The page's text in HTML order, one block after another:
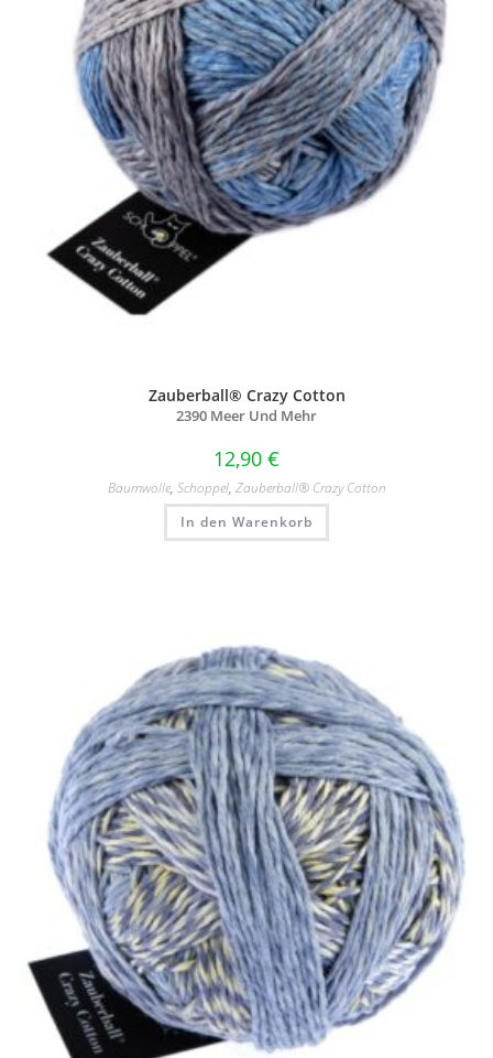
Zauberball® Crazy Cotton
2390 Meer Und Mehr
12,90 €
Baumwolle, Schoppel, Zauberball® Crazy Cotton
In den Warenkorb